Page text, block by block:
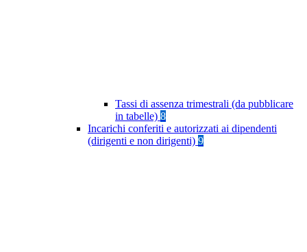
Tassi di assenza trimestrali (da pubblicare
in tabelle) 8
Incarichi conferiti e autorizzati ai dipendenti
(dirigenti e non dirigenti) 9